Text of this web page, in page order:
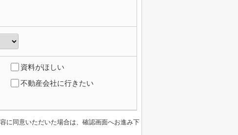
資料がほしい
不動産会社に行きたい
に同意いただいた場合は、確認画面へお進み下